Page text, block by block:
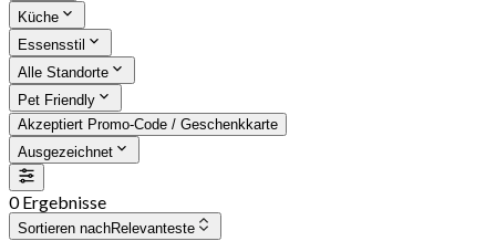
Küche
Essensstil
Alle Standorte
Pet Friendly
Akzeptiert Promo-Code / Geschenkkarte
Ausgezeichnet
0 Ergebnisse
Sortieren nachRelevanteste